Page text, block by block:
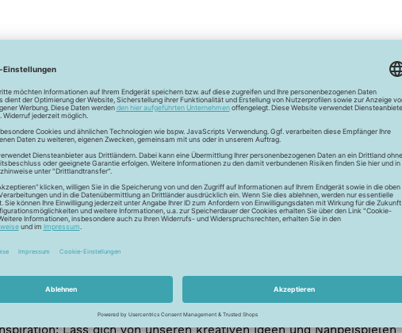
Unser Newsletter
Newsletter
jetzt unseren exklusiven Newsletter und profitiere von zahlreichen
Vorteilen:
Aktionen und Rabatte: Als Newsletter Abonnent erfährst du als erstes
Neue Stoffe entdecken: Wir informieren dich regelmäßig über die
neuesten Stofftrends der Saison. Plane mit uns deine neuen
Nähprojekte.
Lass dich von unseren kreativen Ideen und Nähbeispielen